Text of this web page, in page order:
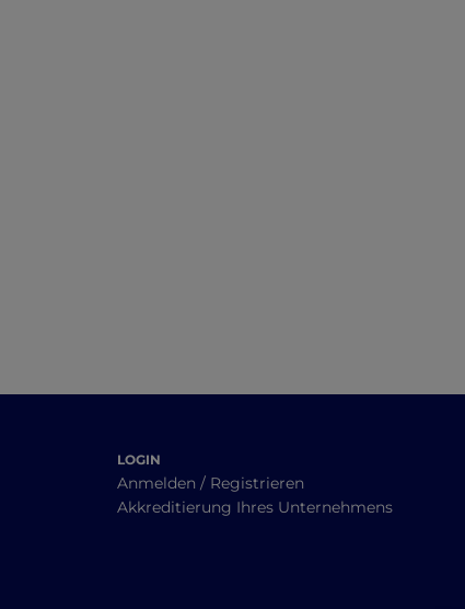
LOGIN
Anmelden / Registrieren
Akkreditierung Ihres Unternehmens